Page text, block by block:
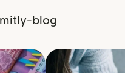
blog